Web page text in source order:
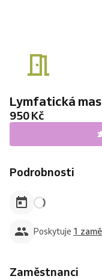
Lymfatická
950 Kč
Podrobnosti
Poskytuje 1
Zaměstnanci